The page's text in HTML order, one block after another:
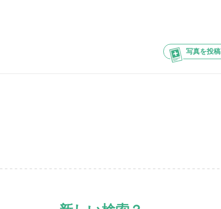
写真を投稿